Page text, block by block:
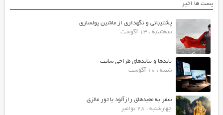
پست ها اخیر
پشتیبانی و نگهداری از ماشین پولسازی
سه‌شنبه ، 13 آگوست
بایدها و نبایدهای طراحی سایت
شنبه ، 10 آگوست
سفر به معبدهای رازآلود با تور مالزی
چهارشنبه ، 28 نوامبر